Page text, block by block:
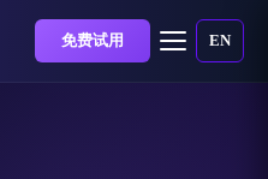
免费试用 EN